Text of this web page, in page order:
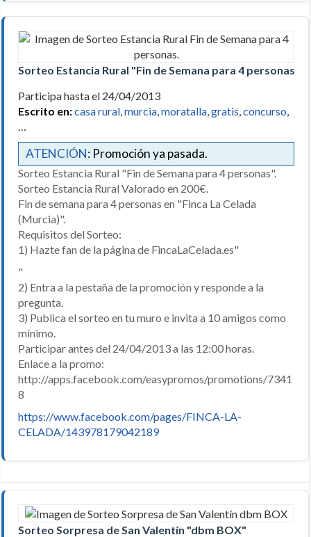
Sorteo Estancia Rural "Fin de Semana para 4 personas".
Participa hasta el 24/04/2013
Escrito en:casa rural murcia moratalla gratis concurso
ATENCIÓN: Promoción ya pasada.
Sorteo Estancia Rural "Fin de Semana para 4 personas".
Sorteo Estancia Rural Valorado en 200€.
Fin de semana para 4 personas en "Finca La Celada
(Murcia)".
Requisitos del Sorteo:
1) Hazte fan de la página de FincaLaCelada.es"
"
2) Entra a la pestaña de la promoción y responde a la
pregunta.
3) Publica el sorteo en tu muro e invita a 10 amigos como
mínimo.
Participar antes del 24/04/2013 a las 12:00 horas.
Enlace a la promo:
http://apps.facebook.com/easypromos/promotions/7341
8
https://www.facebook.com/pages/FINCA-LA-
CELADA/143978179042189
Sorteo Sorpresa de San Valentín "dbm BOX"